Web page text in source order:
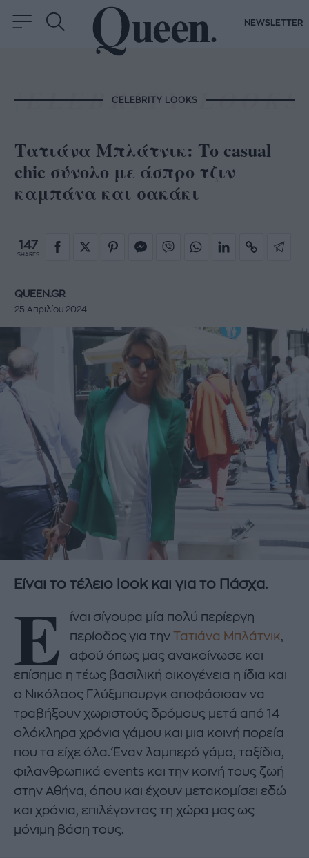
NEWSLETTER
CELEBRITY LOOKS
Τατιάνα Μπλάτνικ: Το casual
chic σύνολο με άσπρο τζιν
καμπάνα και σακάκι
147
SHARES
QUEEN.GR
25 Απριλίου 2024
Είναι το τέλειο look και για το Πάσχα.
Ε
ίναι σίγουρα μία πολύ περίεργη
περίοδος για τηνΤατιάνα Μπλάτνικ,
αφού όπως μας ανακοίνωσε και
επίσημα η τέως βασιλική οικογένεια η ίδια και
ο Νικόλαος Γλύξμπουργκ αποφάσισαν να
τραβήξουν χωριστούς δρόμους μετά από 14
ολόκληρα χρόνια γάμου και μια κοινή πορεία
που τα είχε όλα. Έναν λαμπερό γάμο, ταξίδια,
φιλανθρωπικά events και την κοινή τους ζωή
στην Αθήνα, όπου και έχουν μετακομίσει εδώ
και χρόνια, επιλέγοντας τη χώρα μας ως
μόνιμη βάση τους.